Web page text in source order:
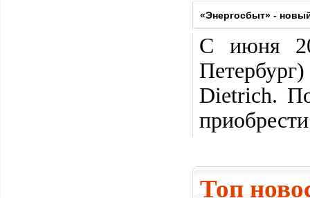
«Энергосбыт» -
С июня
Dietrich.
Топ